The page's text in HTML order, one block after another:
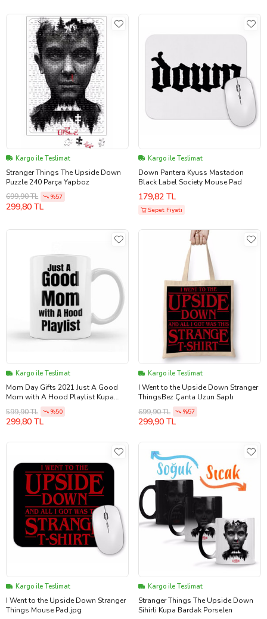
Kargo ile Teslimat
Stranger Things The Upside Down
Puzzle 240 Parça Yapboz
699,90 TL
%57
299,80 TL
Kargo ile Teslimat
Down Pantera Kyuss Mastadon
Black Label Society Mouse Pad
179,82 TL
Sepet Fiyatı
Kargo ile Teslimat
Mom Day Gifts 2021 Just A Good
Mom with A Hood Playlist Kupa
Bardak Porselen
599,90 TL %50
299,80 TL
Kargo ile Teslimat
I Went to the Upside Down Stranger
ThingsBez Çanta Uzun Saplı
699,90 TL
%57
299,90 TL
Kargo ile Teslimat
I Went to the Upside Down Stranger
Things Mouse Pad.jpg
Kargo ile Teslimat
Stranger Things The Upside Down
Sihirli Kupa Bardak Porselen